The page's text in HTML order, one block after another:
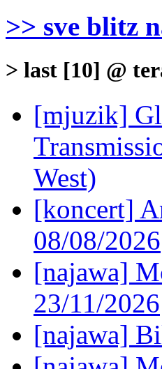
>> sve blitz
> last [10] @
[mjuzik]
West)
[koncert]
08/08/2026
[najawa]
23/11/2026
[najawa]